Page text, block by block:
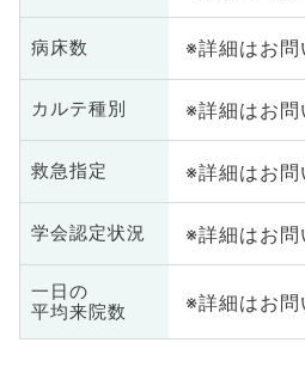
病床数 ※詳細はお
カルテ種別 ※詳細はお
救急指定 ※詳細はお
学会認定状況 ※詳細はお
一日の
平均来院数
※詳細はお